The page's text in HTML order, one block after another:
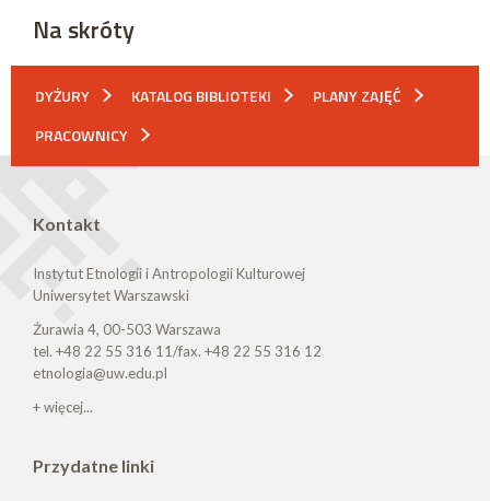
Na skróty
DYŻURY KATALOG BIBLIOTEKI
PLANY ZAJĘĆ
PRACOWNICY
Kontakt
Instytut Etnologii i Antropologii Kulturowej
Uniwersytet Warszawski
Żurawia 4, 00-503 Warszawa
tel. +48 22 55 316 11/fax. +48 22 55 316 12
etnologia@uw.edu.pl
+ więcej...
Przydatne linki